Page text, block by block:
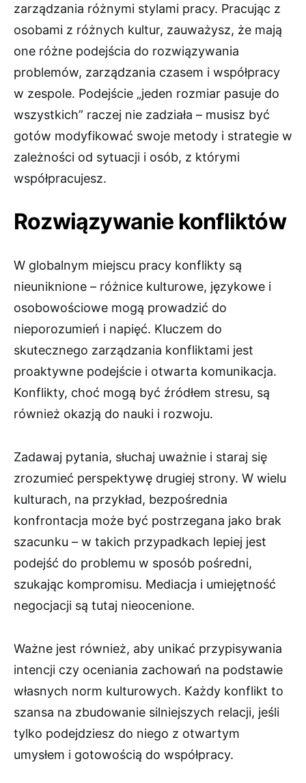
zarządzania różnymi stylami pracy. Pracując z
osobami z różnych kultur, zauważysz, że mają
one różne podejścia do rozwiązywania
problemów, zarządzania czasem i współpracy
w zespole. Podejście „jeden rozmiar pasuje do
wszystkich” raczej nie zadziała – musisz być
gotów modyfikować swoje metody i strategie w
zależności od sytuacji i osób, z którymi
współpracujesz.
Rozwiązywanie konfliktów
W globalnym miejscu pracy konflikty są
nieuniknione – różnice kulturowe, językowe i
osobowościowe mogą prowadzić do
nieporozumień i napięć. Kluczem do
skutecznego zarządzania konfliktami jest
proaktywne podejście i otwarta komunikacja.
Konflikty, choć mogą być źródłem stresu, są
również okazją do nauki i rozwoju.
Zadawaj pytania, słuchaj uważnie i staraj się
zrozumieć perspektywę drugiej strony. W wielu
kulturach, na przykład, bezpośrednia
konfrontacja może być postrzegana jako brak
szacunku – w takich przypadkach lepiej jest
podejść do problemu w sposób pośredni,
szukając kompromisu. Mediacja i umiejętność
negocjacji są tutaj nieocenione.
Ważne jest również, aby unikać przypisywania
intencji czy oceniania zachowań na podstawie
własnych norm kulturowych. Każdy konflikt to
szansa na zbudowanie silniejszych relacji, jeśli
tylko podejdziesz do niego z otwartym
umysłem i gotowością do współpracy.